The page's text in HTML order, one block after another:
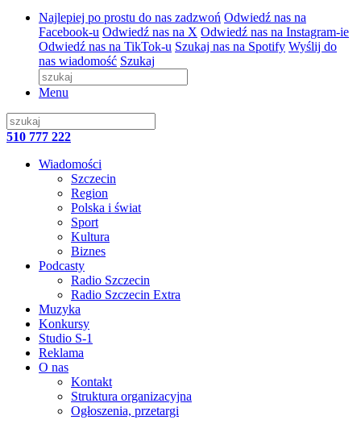
Najlepiej po prostu do nas zadzwoń Odwiedź nas na
Facebook-u Odwiedź nas na X Odwiedź nas na Instagram-ie
Odwiedź nas na TikTok-u Szukaj nas na Spotify Wyślij do
nas wiadomość Szukaj
Menu
510 777 222
Wiadomości
Szczecin
Region
Polska i świat
Sport
Kultura
Biznes
Podcasty
Radio Szczecin
Radio Szczecin Extra
Muzyka
Konkursy
Studio S-1
Reklama
O nas
Kontakt
Struktura organizacyjna
Ogłoszenia, przetargi